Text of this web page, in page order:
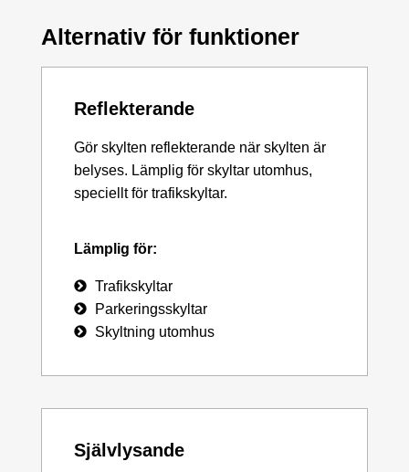
Alternativ för funktioner
Reflekterande
Gör skylten reflekterande när skylten är
belyses. Lämplig för skyltar utomhus,
speciellt för trafikskyltar.
Lämplig för:
Trafikskyltar
Parkeringsskyltar
Skyltning utomhus
Självlysande